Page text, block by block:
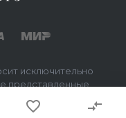
исключительно
представленные
определяемой